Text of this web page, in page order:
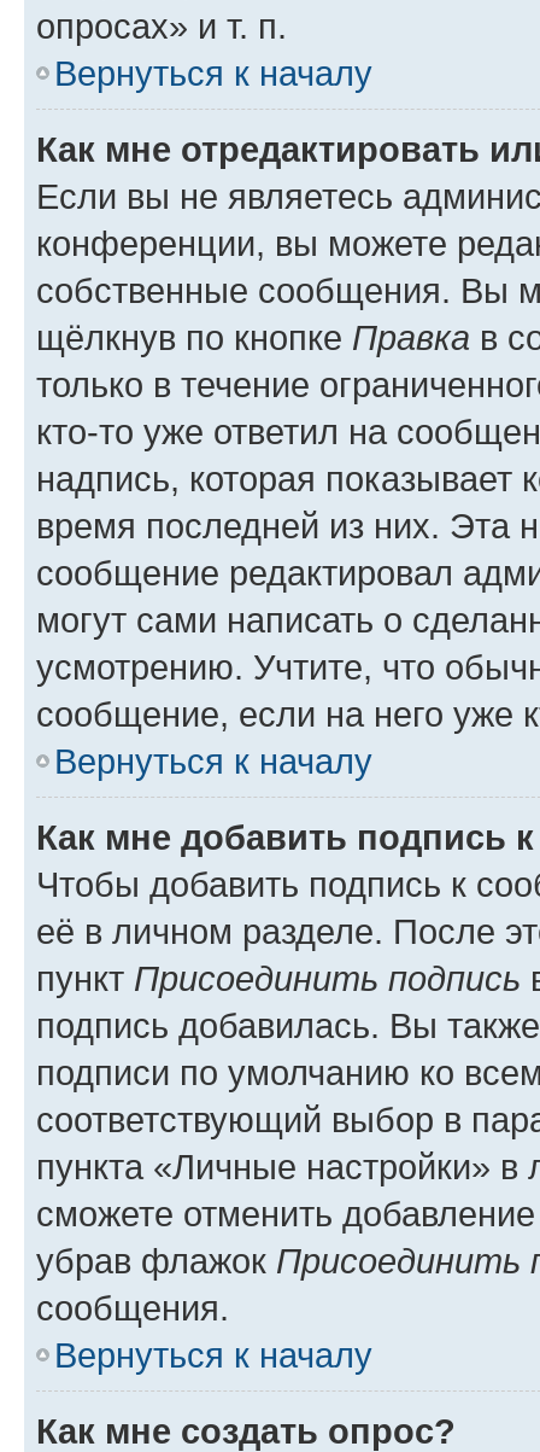
опросах» и т. п.
Вернуться к началу
Как мне отредактировать
Если вы не являетесь
конференции, вы можете
собственные сообщения. Вы
щёлкнув по кнопке Правка в
только в течение
кто-то уже ответил на
надпись, которая показывает
время последней из них. Эта
сообщение редактировал
могут сами написать о
усмотрению. Учтите, что
сообщение, если на него уже
Вернуться к началу
Как мне добавить подпись
Чтобы добавить подпись к
её в личном разделе. После
пункт Присоединить подпись
подпись добавилась. Вы
подписи по умолчанию ко
соответствующий выбор в
пункта «Личные настройки»
сможете отменить
убрав флажок Присоединить
сообщения.
Вернуться к началу
Как мне создать опрос?